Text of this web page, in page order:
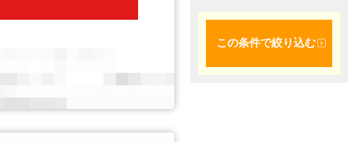
この条件で絞り込む